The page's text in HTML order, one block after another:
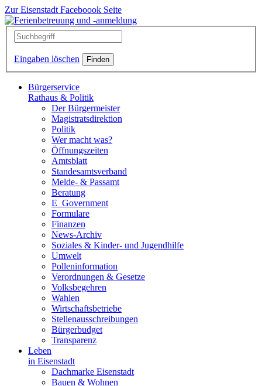
Zur Eisenstadt Faceboook Seite
Eingaben löschen
Bürgerservice
Rathaus & Politik
Der Bürgermeister
Magistratsdirektion
Politik
Wer macht was?
Öffnungszeiten
Amtsblatt
Standesamtsverband
Melde- & Passamt
Beratung
E_Government
Formulare
Finanzen
News-Archiv
Soziales & Kinder- und Jugendhilfe
Umwelt
Polleninformation
Verordnungen & Gesetze
Volksbegehren
Wahlen
Wirtschaftsbetriebe
Stellenausschreibungen
Bürgerbudget
Transparenz
Leben
in Eisenstadt
Dachmarke Eisenstadt
Bauen & Wohnen